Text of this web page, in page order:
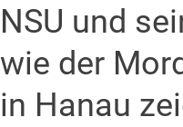
NSU und
wie der
in Hanau